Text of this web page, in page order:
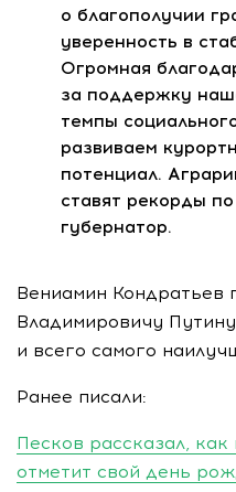
о благополучии
уверенность в
Огромная
за поддержку
темпы
развиваем
потенциал.
ставят рекорды
губернатор.
Вениамин Кондратьев
Владимировичу
и всего самого
Ранее писали:
Песков рассказал,
отметит свой день